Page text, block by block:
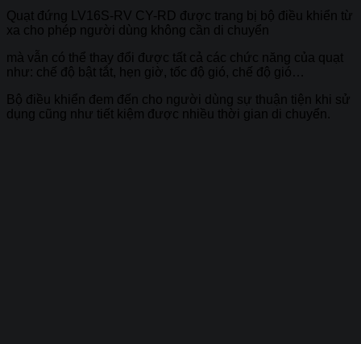
Quạt đứng LV16S-RV CY-RD được trang bị bộ điều khiển từ
xa cho phép người dùng không cần di chuyển
mà vẫn có thể thay đổi được tất cả các chức năng của quạt
như: chế độ bật tắt, hẹn giờ, tốc độ gió, chế độ gió…
Bộ điều khiển đem đến cho người dùng sự thuận tiện khi sử
dụng cũng như tiết kiệm được nhiều thời gian di chuyển.